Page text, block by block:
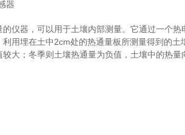
仪器，可以用于土壤内部测量。它通过一个热
用埋在土中2cm处的热通量板所测量得到的土
大；冬季则土壤热通量为负值，土壤中的热量